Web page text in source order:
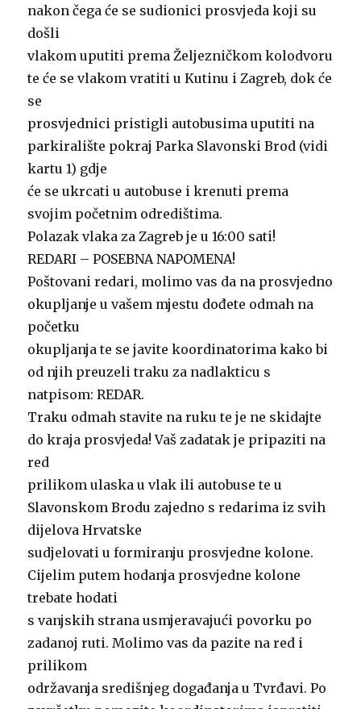
nakon čega će se sudionici prosvjeda koji su
došli
vlakom uputiti prema Željezničkom kolodvoru
te će se vlakom vratiti u Kutinu i Zagreb, dok će
se
prosvjednici pristigli autobusima uputiti na
parkiralište pokraj Parka Slavonski Brod (vidi
kartu 1) gdje
će se ukrcati u autobuse i krenuti prema
svojim početnim odredištima.
Polazak vlaka za Zagreb je u 16:00 sati!
REDARI – POSEBNA NAPOMENA!
Poštovani redari, molimo vas da na prosvjedno
okupljanje u vašem mjestu dođete odmah na
početku
okupljanja te se javite koordinatorima kako bi
od njih preuzeli traku za nadlakticu s
natpisom: REDAR.
Traku odmah stavite na ruku te je ne skidajte
do kraja prosvjeda! Vaš zadatak je pripaziti na
red
prilikom ulaska u vlak ili autobuse te u
Slavonskom Brodu zajedno s redarima iz svih
dijelova Hrvatske
sudjelovati u formiranju prosvjedne kolone.
Cijelim putem hodanja prosvjedne kolone
trebate hodati
s vanjskih strana usmjeravajući povorku po
zadanoj ruti. Molimo vas da pazite na red i
prilikom
održavanja središnjeg događanja u Tvrđavi. Po